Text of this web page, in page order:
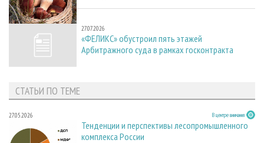
27.07.2026
27.07.2026
«ФЕЛИКС» обустроил пять этажей
Арбитражного суда в рамках госконтракта
СТАТЬИ ПО ТЕМЕ
27.05.2026 В центре внимания
Тенденции и перспективы лесопромышленного
комплекса России